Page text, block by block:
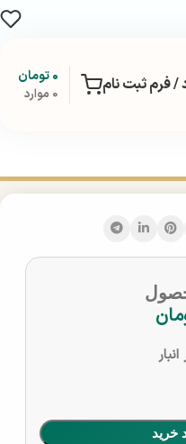
/ فرم ثبت نام 0 موارد
۰تومان
خرید